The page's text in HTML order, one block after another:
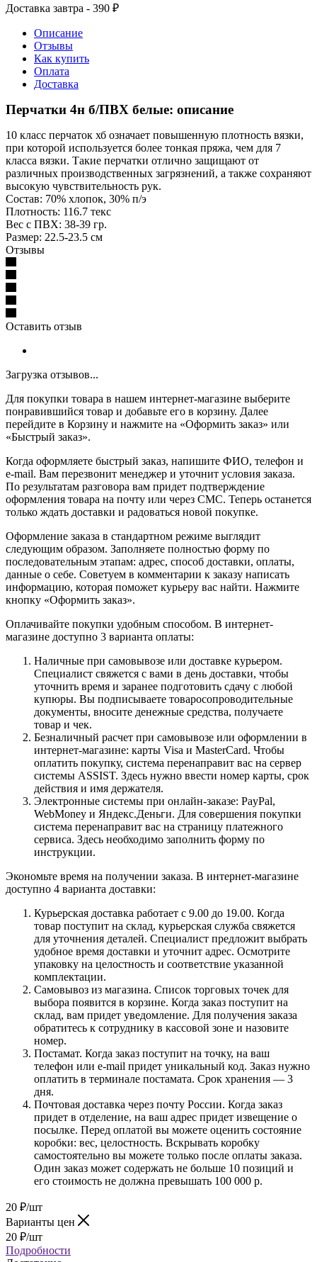
Доставка завтра - 390 ₽
Описание
Отзывы
Как купить
Оплата
Доставка
Перчатки 4н б/ПВХ белые: описание
10 класс перчаток хб означает повышенную плотность вязки,
при которой используется более тонкая пряжа, чем для 7
класса вязки. Такие перчатки отлично защищают от
различных производственных загрязнений, а также сохраняют
высокую чувствительность рук.
Состав: 70% хлопок, 30% п/э
Плотность: 116.7 текс
Вес с ПВХ: 38-39 гр.
Размер: 22.5-23.5 см
Отзывы
Оставить отзыв
Загрузка отзывов...
Для покупки товара в нашем интернет-магазине выберите
понравившийся товар и добавьте его в корзину. Далее
перейдите в Корзину и нажмите на «Оформить заказ» или
«Быстрый заказ».
Когда оформляете быстрый заказ, напишите ФИО, телефон и
e-mail. Вам перезвонит менеджер и уточнит условия заказа.
По результатам разговора вам придет подтверждение
оформления товара на почту или через СМС. Теперь останется
только ждать доставки и радоваться новой покупке.
Оформление заказа в стандартном режиме выглядит
следующим образом. Заполняете полностью форму по
последовательным этапам: адрес, способ доставки, оплаты,
данные о себе. Советуем в комментарии к заказу написать
информацию, которая поможет курьеру вас найти. Нажмите
кнопку «Оформить заказ».
Оплачивайте покупки удобным способом. В интернет-
магазине доступно 3 варианта оплаты:
Наличные при самовывозе или доставке курьером.
Специалист свяжется с вами в день доставки, чтобы
уточнить время и заранее подготовить сдачу с любой
купюры. Вы подписываете товаросопроводительные
документы, вносите денежные средства, получаете
товар и чек.
Безналичный расчет при самовывозе или оформлении в
интернет-магазине: карты Visa и MasterCard. Чтобы
оплатить покупку, система перенаправит вас на сервер
системы ASSIST. Здесь нужно ввести номер карты, срок
действия и имя держателя.
Электронные системы при онлайн-заказе: PayPal,
WebMoney и Яндекс.Деньги. Для совершения покупки
система перенаправит вас на страницу платежного
сервиса. Здесь необходимо заполнить форму по
инструкции.
Экономьте время на получении заказа. В интернет-магазине
доступно 4 варианта доставки:
Курьерская доставка работает с 9.00 до 19.00. Когда
товар поступит на склад, курьерская служба свяжется
для уточнения деталей. Специалист предложит выбрать
удобное время доставки и уточнит адрес. Осмотрите
упаковку на целостность и соответствие указанной
комплектации.
Самовывоз из магазина. Список торговых точек для
выбора появится в корзине. Когда заказ поступит на
склад, вам придет уведомление. Для получения заказа
обратитесь к сотруднику в кассовой зоне и назовите
номер.
Постамат. Когда заказ поступит на точку, на ваш
телефон или e-mail придет уникальный код. Заказ нужно
оплатить в терминале постамата. Срок хранения — 3
дня.
Почтовая доставка через почту России. Когда заказ
придет в отделение, на ваш адрес придет извещение о
посылке. Перед оплатой вы можете оценить состояние
коробки: вес, целостность. Вскрывать коробку
самостоятельно вы можете только после оплаты заказа.
Один заказ может содержать не больше 10 позиций и
его стоимость не должна превышать 100 000 р.
20 ₽/шт
Варианты цен
20 ₽/шт
Подробности